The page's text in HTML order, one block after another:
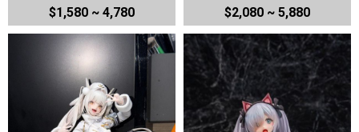
$1,580 ~ 4,780
的心跳魔法Ver.
$2,080 ~ 5,880